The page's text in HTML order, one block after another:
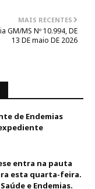
MAIS RECENTES
GM/MS Nº 10.994, DE
13 DE maio DE 2026
de Endemias
entra na pauta
esta quarta-feira.
e Endemias.